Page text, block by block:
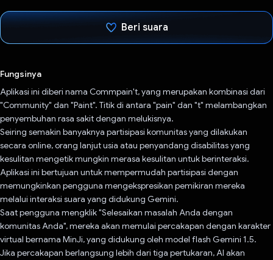
Beri suara
Fungsinya
Aplikasi ini diberi nama Commpain't, yang merupakan kombinasi dari
"Community" dan "Paint". Titik di antara "pain" dan "t" melambangkan
penyembuhan rasa sakit dengan melukisnya.
Seiring semakin banyaknya partisipasi komunitas yang dilakukan
secara online, orang lanjut usia atau penyandang disabilitas yang
kesulitan mengetik mungkin merasa kesulitan untuk berinteraksi.
Aplikasi ini bertujuan untuk mempermudah partisipasi dengan
memungkinkan pengguna mengekspresikan pemikiran mereka
melalui interaksi suara yang didukung Gemini.
Saat pengguna mengklik "Selesaikan masalah Anda dengan
komunitas Anda", mereka akan memulai percakapan dengan karakter
virtual bernama MinJi, yang didukung oleh model flash Gemini 1.5.
Jika percakapan berlangsung lebih dari tiga pertukaran, AI akan